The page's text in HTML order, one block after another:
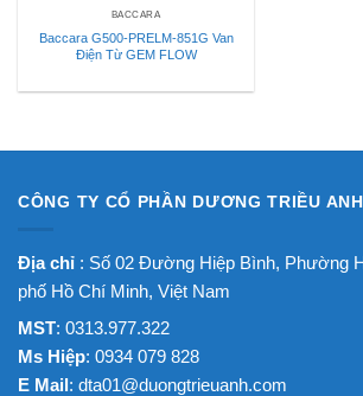
BACCARA
Baccara G500-PRELM-851G Van
Điện Từ GEM FLOW
CÔNG TY CỔ PHẦN DƯƠNG TRIỀU ANH
Địa chỉ : Số 02 Đường Hiệp Bình, Phường
phố Hồ Chí Minh, Việt Nam
MST: 0313.977.322
Ms Hiệp: 0934 079 828
E Mail: dta01@duongtrieuanh.com